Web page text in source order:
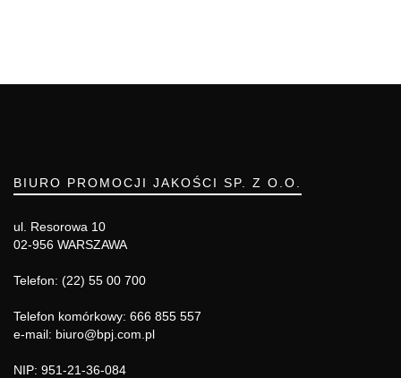
BIURO PROMOCJI JAKOŚCI SP. Z O.O.
ul. Resorowa 10
02-956 WARSZAWA
Telefon: (22) 55 00 700
Telefon komórkowy: 666 855 557
e-mail: biuro@bpj.com.pl
NIP: 951-21-36-084